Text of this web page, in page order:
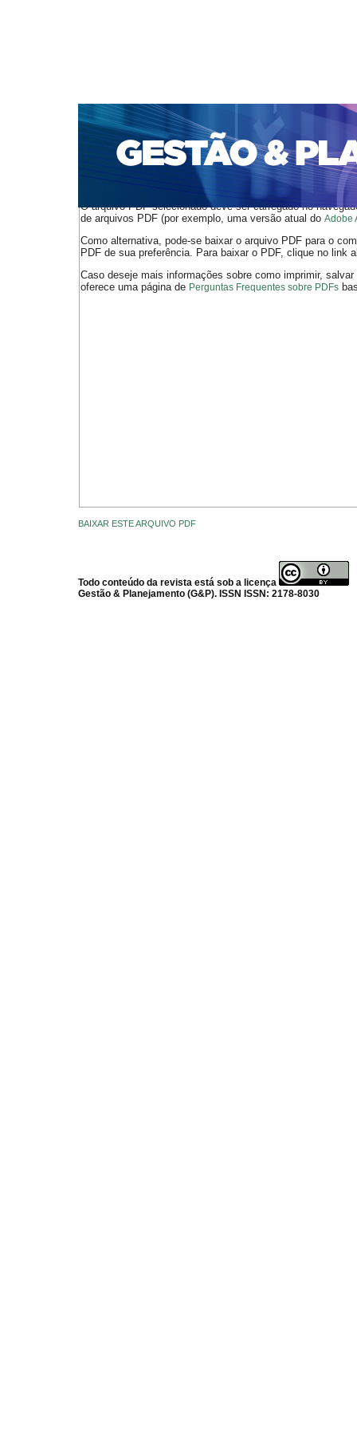
CAPA SOBRE ACESSO CADASTRO
PORTAL DE REVISTAS DA UNIFACS
SUBMISSÕES
PARA SUBMISSÃO DE ARTIGOS
TUTORIAL PARA
Capa v. 18, jan./dez. 2017> dos Santos Junior
O arquivo PDF selecionado deve ser carregado no
de arquivos PDF (por exemplo, uma versão atual do Adobe
Como alternativa, pode-se baixar o arquivo PDF para o
PDF de sua preferência. Para baixar o PDF, clique no link
Caso deseje mais informações sobre como imprimir,
oferece uma página de Perguntas Frequentes sobre PDFs
BAIXAR ESTE ARQUIVO PDF
Todo conteúdo da revista está sob a licença
Gestão & Planejamento (G&P). ISSN ISSN: 2178-8030